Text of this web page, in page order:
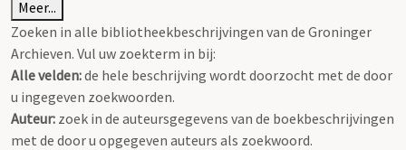
Meer...
Zoeken in alle bibliotheekbeschrijvingen van de Groninger
Archieven. Vul uw zoekterm in bij:
Alle velden:de hele beschrijving wordt doorzocht met de door
u ingegeven zoekwoorden.
Auteur: zoek in de auteursgegevens van de boekbeschrijvingen
met de door u opgegeven auteurs als zoekwoord.